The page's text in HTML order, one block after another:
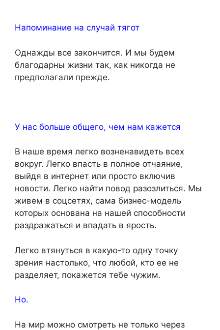
Напоминание на случай тягот
Однажды все закончится. И мы будем
благодарны жизни так, как никогда не
предполагали прежде.
У нас больше общего, чем нам кажется
В наше время легко возненавидеть всех
вокруг. Легко впасть в полное отчаяние,
выйдя в интернет или просто включив
новости. Легко найти повод разозлиться. Мы
живем в соцсетях, сама бизнес-модель
которых основана на нашей способности
раздражаться и впадать в ярость.
Легко втянуться в какую‑то одну точку
зрения настолько, что любой, кто ее не
разделяет, покажется тебе чужим.
Но.
На мир можно смотреть не только через